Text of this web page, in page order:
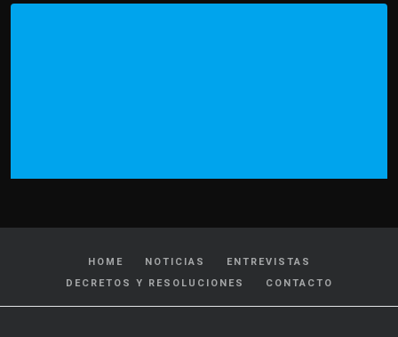
HOME NOTICIAS
ENTREVISTAS
DECRETOS Y RESOLUCIONES
CONTACTO